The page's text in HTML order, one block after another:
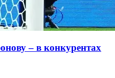
– в конкурентах